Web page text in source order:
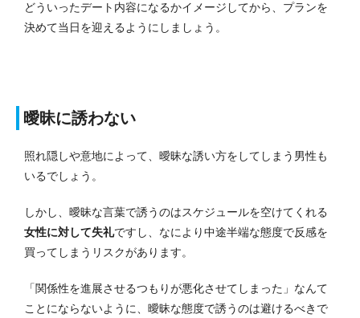
どういったデート内容になるかイメージしてから、プランを
決めて当日を迎えるようにしましょう。
曖昧に誘わない
照れ隠しや意地によって、曖昧な誘い方をしてしまう男性も
いるでしょう。
しかし、曖昧な言葉で誘うのはスケジュールを空けてくれる
女性に対して失礼ですし、なにより中途半端な態度で反感を
買ってしまうリスクがあります。
「関係性を進展させるつもりが悪化させてしまった」なんて
ことにならないように、曖昧な態度で誘うのは避けるべきで